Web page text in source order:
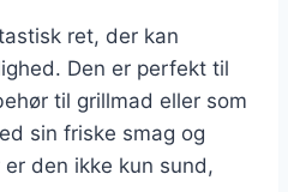
ret, der kan
Den er perfekt til
til grillmad eller som
sin friske smag og
den ikke kun sund,